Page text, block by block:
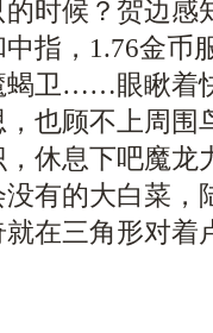
时候？贺边感
指，1.76金币
蝎卫……眼瞅着
也顾不上周围
休息下吧魔龙
有的大白菜，
在三角形对着